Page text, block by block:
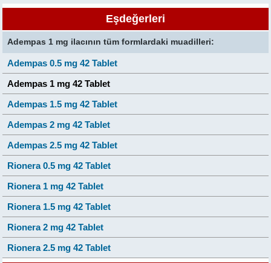
Eşdeğerleri
Adempas 1 mg ilacının tüm formlardaki muadilleri:
Adempas 0.5 mg 42 Tablet
Adempas 1 mg 42 Tablet
Adempas 1.5 mg 42 Tablet
Adempas 2 mg 42 Tablet
Adempas 2.5 mg 42 Tablet
Rionera 0.5 mg 42 Tablet
Rionera 1 mg 42 Tablet
Rionera 1.5 mg 42 Tablet
Rionera 2 mg 42 Tablet
Rionera 2.5 mg 42 Tablet